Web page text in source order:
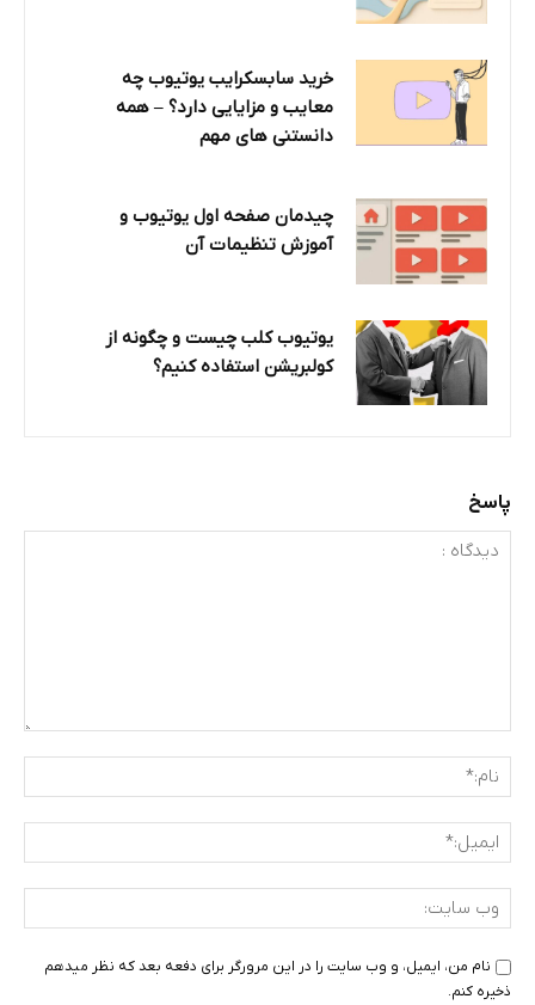
خرید سابسکرایب یوتیوب چه
معایب و مزایایی دارد؟‌ – همه
دانستنی های مهم
چیدمان صفحه اول یوتیوب و
آموزش تنظیمات آن
یوتیوب کلب چیست و چگونه از
کولبریشن استفاده کنیم؟
پاسخ
نام من، ایمیل، و وب سایت را در این مرورگر برای دفعه بعد که نظر میدهم
ذخیره کنم.